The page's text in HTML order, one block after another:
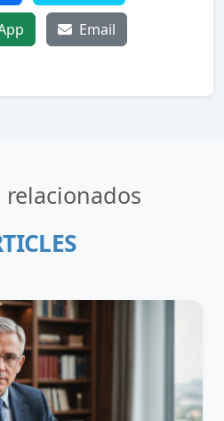
Email